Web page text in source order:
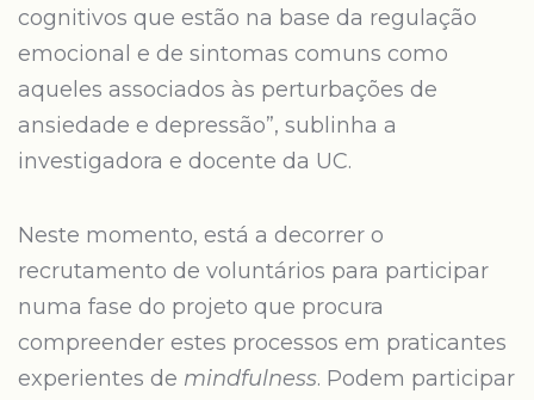
cognitivos que estão na base da regulação
emocional e de sintomas comuns como
aqueles associados às perturbações de
ansiedade e depressão”, sublinha a
investigadora e docente da UC.
Neste momento, está a decorrer o
recrutamento de voluntários para participar
numa fase do projeto que procura
compreender estes processos em praticantes
experientes de mindfulness. Podem participar